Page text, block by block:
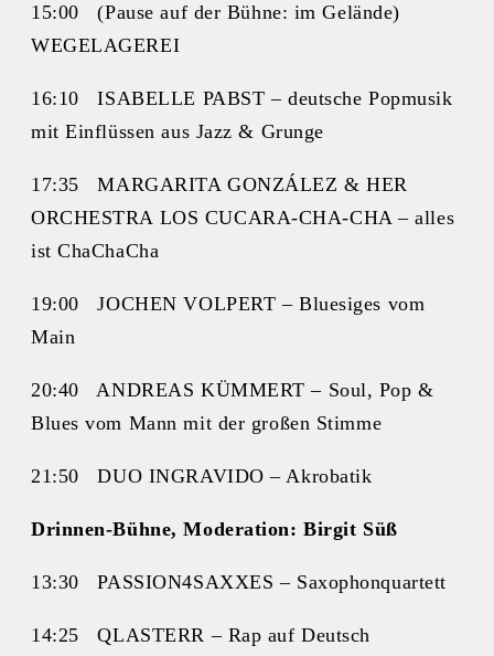
15:00 (Pause auf der Bühne: im Gelände)
WEGELAGEREI
16:10 ISABELLE PABST – deutsche Popmusik
mit Einflüssen aus Jazz & Grunge
17:35 MARGARITA GONZÁLEZ & HER
ORCHESTRA LOS CUCARA-CHA-CHA – alles
ist ChaChaCha
19:00 JOCHEN VOLPERT – Bluesiges vom
Main
20:40 ANDREAS KÜMMERT – Soul, Pop &
Blues vom Mann mit der großen Stimme
21:50 DUO INGRAVIDO – Akrobatik
Drinnen-Bühne, Moderation: Birgit Süß
13:30 PASSION4SAXXES – Saxophonquartett
14:25 QLASTERR – Rap auf Deutsch